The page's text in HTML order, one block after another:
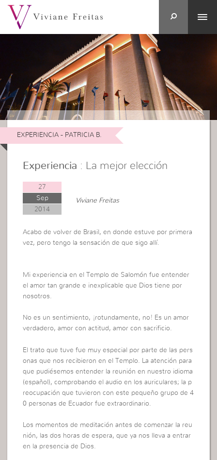
EXPERIENCIA - PATRICIA B.
Experiencia : La mejor elección
27
Sep
2014
Viviane Freitas
Acabo de volver de Brasil, en donde estuve por primera
vez, pero tengo la sensación de que sigo allí.
Mi experiencia en el Templo de Salomón fue entender
el amor tan grande e inexplicable que Dios tiene por
nosotros.
No es un sentimiento, ¡rotundamente, no! Es un amor
verdadero, amor con actitud, amor con sacrificio.
El trato que tuve fue muy especial por parte de las pers
onas que nos recibieron en el Templo. La atención para
que pudiésemos entender la reunión en nuestro idioma
(español), comprobando el audio en los auriculares; la p
reocupación que tuvieron con este pequeño grupo de 4
0 personas de Ecuador fue extraordinario.
Los momentos de meditación antes de comenzar la reu
nión, las dos horas de espera, que ya nos lleva a entrar
en la presencia de Dios.